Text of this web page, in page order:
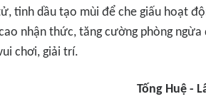
tinh dầu tạo mùi để che giấu hoạt
nhận thức, tăng cường phòng ngừa
chơi, giải trí.
Tống Huệ -